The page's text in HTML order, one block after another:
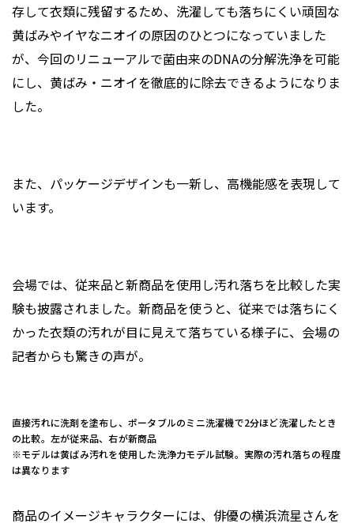
存して衣類に残留するため、洗濯しても落ちにくい頑固な
黄ばみやイヤなニオイの原因のひとつになっていました
が、今回のリニューアルで菌由来のDNAの分解洗浄を可能
にし、黄ばみ・ニオイを徹底的に除去できるようになりま
した。
また、パッケージデザインも一新し、高機能感を表現して
います。
会場では、従来品と新商品を使用し汚れ落ちを比較した実
験も披露されました。新商品を使うと、従来では落ちにく
かった衣類の汚れが目に見えて落ちている様子に、会場の
記者からも驚きの声が。
直接汚れに洗剤を塗布し、ポータブルのミニ洗濯機で2分ほど洗濯したとき
の比較。左が従来品、右が新商品
※モデルは黄ばみ汚れを使用した洗浄力モデル試験。実際の汚れ落ちの程度
は異なります
商品のイメージキャラクターには、俳優の横浜流星さんを